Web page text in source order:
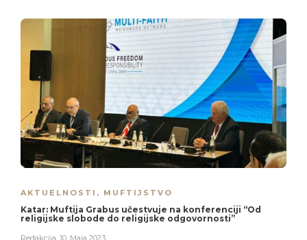
AKTUELNOSTI , MUFTIJSTVO
Katar: Muftija Grabus učestvuje na konferenciji “Od
religijske slobode do religijske odgovornosti”
Redakcija, 10. Maja 2023.